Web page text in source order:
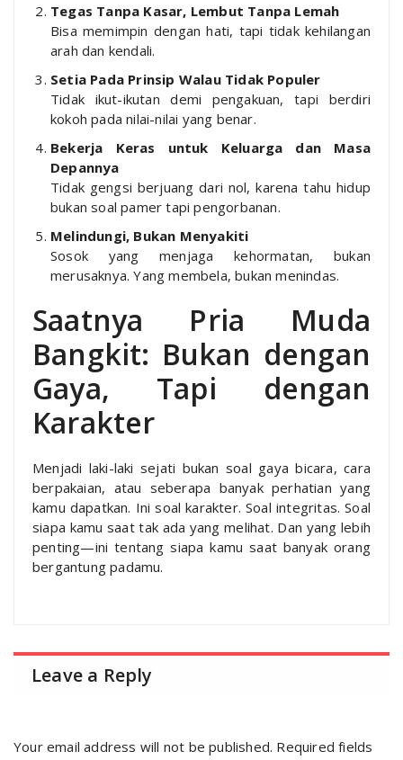
Tegas Tanpa Kasar, Lembut Tanpa Lemah
Bisa memimpin dengan hati, tapi tidak kehilangan
arah dan kendali.
Setia Pada Prinsip Walau Tidak Populer
Tidak ikut-ikutan demi pengakuan, tapi berdiri
kokoh pada nilai-nilai yang benar.
Bekerja Keras untuk Keluarga dan Masa
Depannya
Tidak gengsi berjuang dari nol, karena tahu hidup
bukan soal pamer tapi pengorbanan.
Melindungi, Bukan Menyakiti
Sosok yang menjaga kehormatan, bukan
merusaknya. Yang membela, bukan menindas.
Saatnya Pria Muda
Bangkit: Bukan dengan
Gaya, Tapi dengan
Karakter
Menjadi laki-laki sejati bukan soal gaya bicara, cara
berpakaian, atau seberapa banyak perhatian yang
kamu dapatkan. Ini soal karakter. Soal integritas. Soal
siapa kamu saat tak ada yang melihat. Dan yang lebih
penting—ini tentang siapa kamu saat banyak orang
bergantung padamu.
Leave a Reply
Your email address will not be published. Required fields